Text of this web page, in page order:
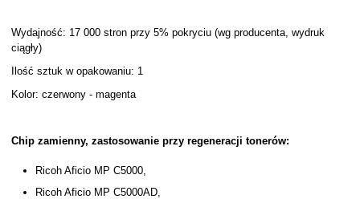
Wydajność: 17 000 stron przy 5% pokryciu (wg producenta, wydruk
ciągły)
Ilość sztuk w opakowaniu: 1
Kolor: czerwony - magenta
Chip zamienny, zastosowanie przy regeneracji tonerów:
Ricoh Aficio MP C5000,
Ricoh Aficio MP C5000AD,